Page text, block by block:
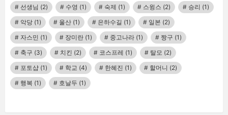
선생님 (2) 수영 (1) 숙제 (1) 스윙스 (2) 승리 (1)
악당 (1) 울산 (1) 은하수길 (1) 일본 (2)
자스민 (1) 장미란 (1) 중고나라 (1) 짱구 (1)
축구 (3) 치킨 (2) 코스프레 (1) 탈모 (2)
포토샵 (1) 학교 (4) 한혜진 (1) 할머니 (2)
행복 (1) 호날두 (1)